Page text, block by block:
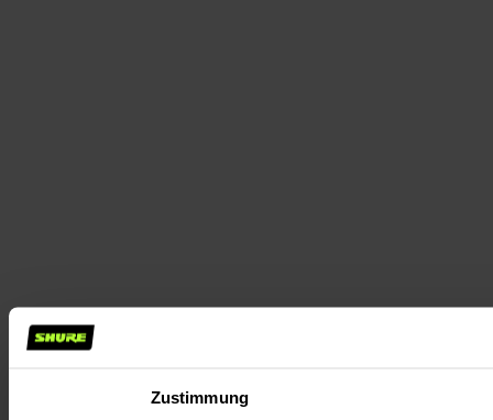
Zustimmung